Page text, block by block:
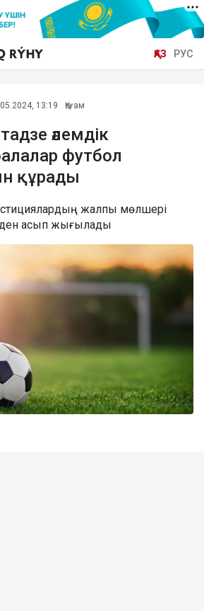
ҚАЗ РУС
13:19 Қоғам
әлемдік
футбол
құрады
жалпы мөлшері
асып жығылады